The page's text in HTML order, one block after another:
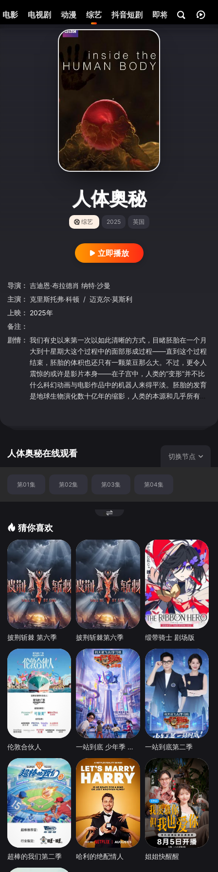
电影 电视剧 动漫 综艺 抖音短剧 即将热映 资讯
人体奥秘
综艺 2025 英国
立即播放
导演： 吉迪恩·布拉德肖 纳特·沙曼
主演： 克里斯托弗·科顿 / 迈克尔·莫斯利
上映： 2025年
备注：
剧情： 我们有史以来第一次以如此清晰的方式，目睹胚胎在一个月
大到十星期大这个过程中的面部形成过程——直到这个过程
结束，胚胎的体积也还只有一颗菜豆那么大。不过，更令人
震惊的或许是影片本身——在子宫中，人类的“变形”并不比
什么科幻动画与电影作品中的机器人来得平淡。胚胎的发育
是地球生物演化数十亿年的缩影，人类的本源和几乎所有其
接浑然天成，没有一道疤痕和缺口，不过在拼接的交汇处终
持。节目中还介绍了诸如“打嗝是从鱼类和两栖类继...
人体奥秘在线观看 切换节点
第01集 第02集 第03集 第04集
猜你喜欢
披荆斩棘 第六季 披荆斩棘第六季 缎带骑士 剧场版
伦敦合伙人 一站到底 少年季 第2季 一站到底第二季
超棒的我们第二季 哈利的绝配情人 姐姐快醒醒